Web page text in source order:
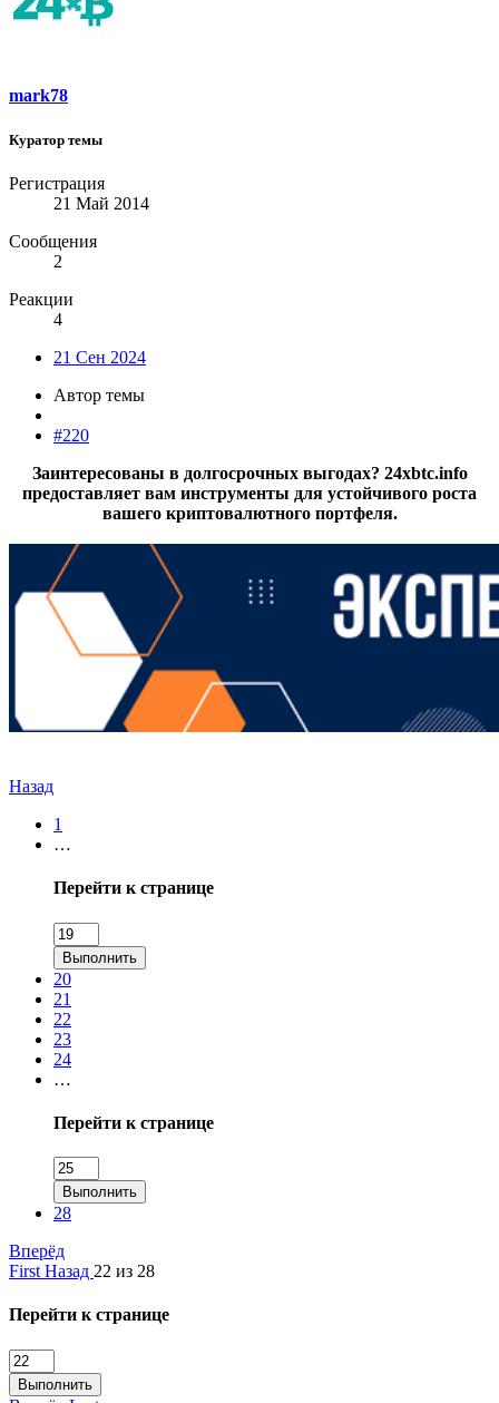
mark78
Куратор темы
Регистрация
21 Май 2014
Сообщения
2
Реакции
4
21 Сен 2024
Автор темы
#220
Заинтересованы в долгосрочных выгодах? 24xbtc.info
предоставляет вам инструменты для устойчивого роста
вашего криптовалютного портфеля.
Назад
1
…
Перейти к странице
Выполнить
20
21
22
23
24
…
Перейти к странице
Выполнить
28
Вперёд
First Назад 22 из 28
Перейти к странице
Выполнить